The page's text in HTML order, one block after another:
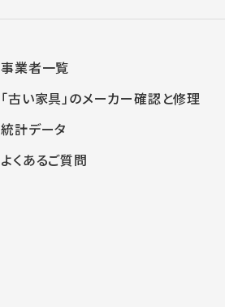
事業者一覧
「古い家具」のメーカー確認と修理
統計データ
よくあるご質問